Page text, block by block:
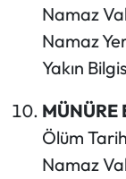
Namaz
Namaz
Yakın
MÜNÜRE
Ölüm
Namaz